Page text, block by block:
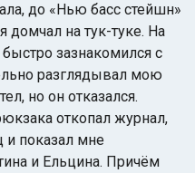
до «Нью басс стейшн»
домчал на тук-туке. На
зазнакомился с
разглядывал мою
но он отказался.
откопал журнал,
и показал мне
и Ельцина. Причём